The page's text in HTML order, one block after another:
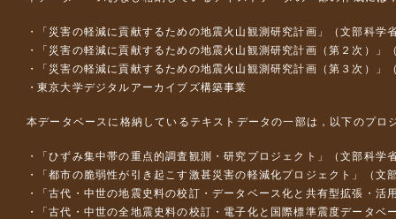
「災害の軽減に貢献するための地震火山観測研究計画」（文部科学
「災害の軽減に貢献するための地震火山観測研究計画（第２次）」
「災害の軽減に貢献するための地震火山観測研究計画（第３次）」
東京大学デジタルアーカイブズ構築事業
本データベースに格納しているテキストデータの一部は，以下のプロ
「ひずみ集中帯の重点的調査観測・研究プロジェクト」（文部科
「都市の脆弱性が引き起こす激甚災害の軽減化プロジェクト」（
「古代・中世の地震史料の校訂・データベース化と共有型拡張・
「古代・中世の全地震史料の校訂・電子化と国際標準震度データ